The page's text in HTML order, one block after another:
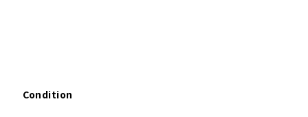
Condition